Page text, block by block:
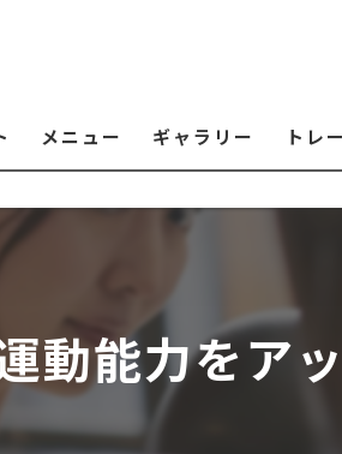
メニュー ギャラリー トレ
動能力をア